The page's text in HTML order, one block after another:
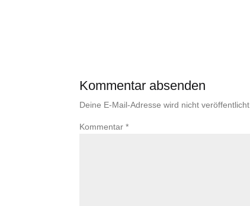
Kommentar absenden
Deine E-Mail-Adresse wird nicht veröffentlicht.
Kommentar*